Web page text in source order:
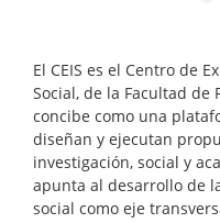
El CEIS es el Centro de
Social, de la Facultad de
concibe como una
diseñan y ejecutan
investigación, social y
apunta al desarrollo de
social como eje